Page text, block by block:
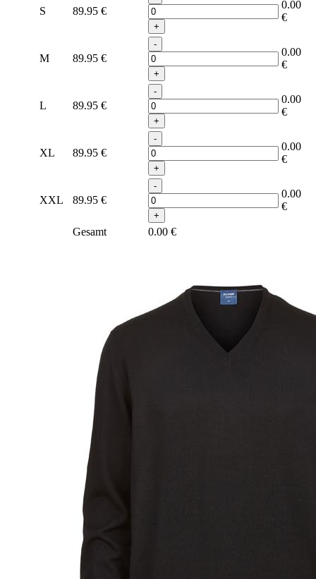
S 89.95 €
+
0.00
€
M 89.95 €
-
+
0.00
€
L 89.95 €
-
+
0.00
€
XL 89.95 €
-
+
0.00
€
XXL 89.95 €
-
+
0.00
€
Gesamt 0.00 €